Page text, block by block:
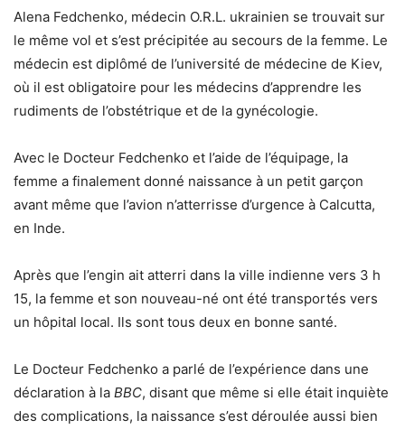
Alena Fedchenko, médecin O.R.L. ukrainien se trouvait sur
le même vol et s’est précipitée au secours de la femme. Le
médecin est diplômé de l’université de médecine de Kiev,
où il est obligatoire pour les médecins d’apprendre les
rudiments de l’obstétrique et de la gynécologie.
Avec le Docteur Fedchenko et l’aide de l’équipage, la
femme a finalement donné naissance à un petit garçon
avant même que l’avion n’atterrisse d’urgence à Calcutta,
en Inde.
Après que l’engin ait atterri dans la ville indienne vers 3 h
15, la femme et son nouveau-né ont été transportés vers
un hôpital local. Ils sont tous deux en bonne santé.
Le Docteur Fedchenko a parlé de l’expérience dans une
déclaration à la BBC, disant que même si elle était inquiète
des complications, la naissance s’est déroulée aussi bien